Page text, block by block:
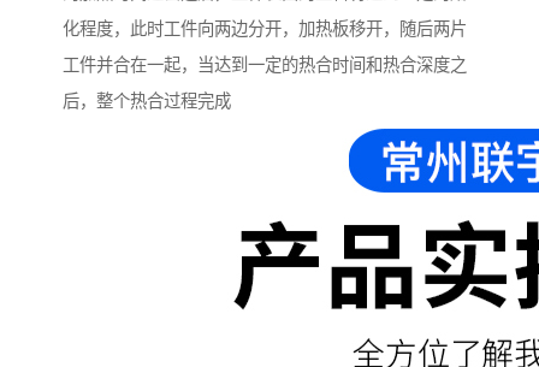
化程度，此时工件向两边分开，加热板移开，随后两片
工件并合在一起，当达到一定的热合时间和热合深度之
后，整个热合过程完成